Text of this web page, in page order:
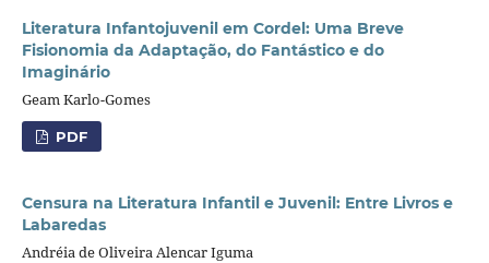
Literatura Infantojuvenil em Cordel: Uma Breve
Fisionomia da Adaptação, do Fantástico e do
Imaginário
Geam Karlo-Gomes
PDF
Censura na Literatura Infantil e Juvenil: Entre Livros e
Labaredas
Andréia de Oliveira Alencar Iguma